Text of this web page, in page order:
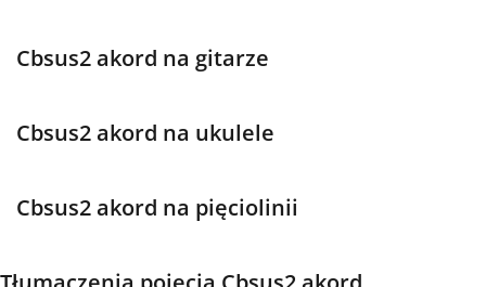
Cbsus2 akord na gitarze
Cbsus2 akord na ukulele
Cbsus2 akord na pięciolinii